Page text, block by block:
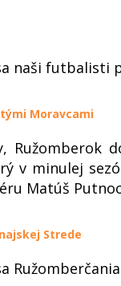
naši futbalisti
Moravcami
Ružomberok
v minulej
Matúš
Strede